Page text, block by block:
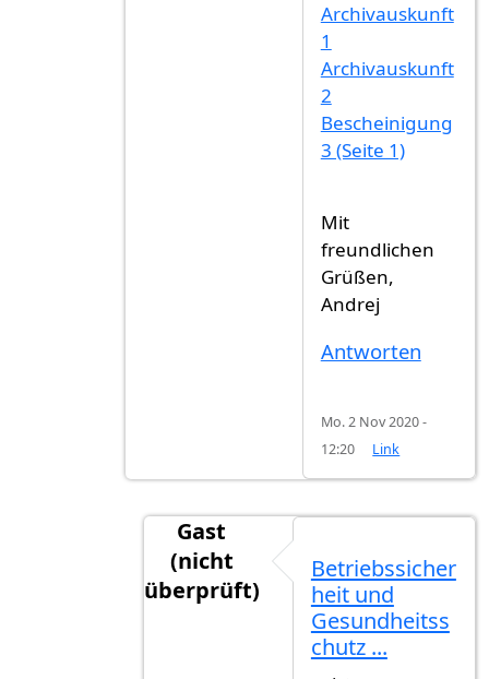
Archivauskunft
1
Archivauskunft
2
Bescheinigung
3 (Seite 1)
Mit
freundlichen
Grüßen,
Andrej
Antworten
Mo. 2 Nov 2020 -
12:20
Link
Gast
(nicht
überprüft)
Der gute Mann, vielen
Betriebssicher
heit und
Gesundheitss
chutz ...